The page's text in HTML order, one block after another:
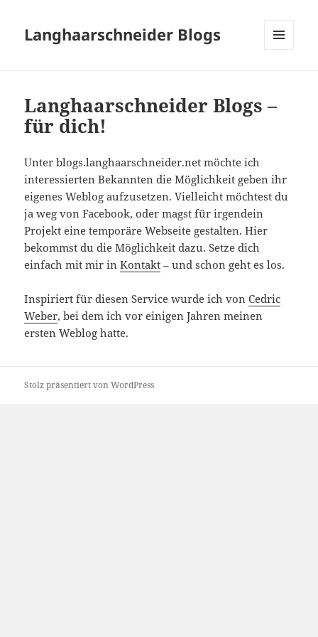
Langhaarschneider Blogs
Langhaarschneider Blogs –
für dich!
Unter blogs.langhaarschneider.net möchte ich
interessierten Bekannten die Möglichkeit geben ihr
eigenes Weblog aufzusetzen. Vielleicht möchtest du
ja weg von Facebook, oder magst für irgendein
Projekt eine temporäre Webseite gestalten. Hier
bekommst du die Möglichkeit dazu. Setze dich
einfach mit mir inKontakt – und schon geht es los.
Inspiriert für diesen Service wurde ich vonCedric
Weber, bei dem ich vor einigen Jahren meinen
ersten Weblog hatte.
Stolz präsentiert von WordPress